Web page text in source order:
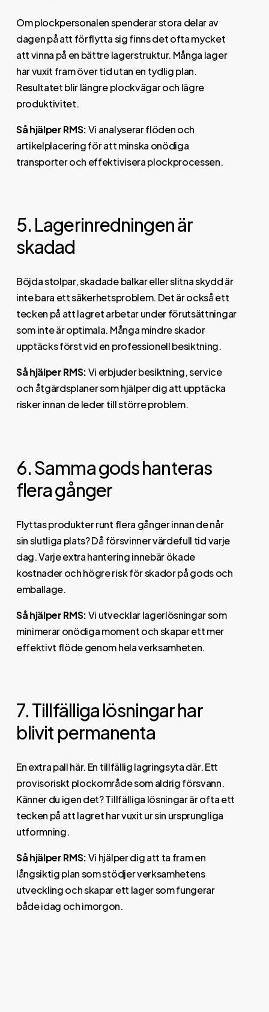
Om plockpersonalen spenderar stora delar av
dagen på att förflytta sig finns det ofta mycket
att vinna på en bättre lagerstruktur. Många lager
har vuxit fram över tid utan en tydlig plan.
Resultatet blir längre plockvägar och lägre
produktivitet.
Så hjälper RMS:Vi analyserar flöden och
artikelplacering för att minska onödiga
transporter och effektivisera plockprocessen.
5. Lagerinredningen är
skadad
Böjda stolpar, skadade balkar eller slitna skydd är
inte bara ett säkerhetsproblem. Det är också ett
tecken på att lagret arbetar under förutsättningar
som inte är optimala. Många mindre skador
upptäcks först vid en professionell besiktning.
Så hjälper RMS:Vi erbjuder besiktning, service
och åtgärdsplaner som hjälper dig att upptäcka
risker innan de leder till större problem.
6. Samma gods hanteras
flera gånger
Flyttas produkter runt flera gånger innan de når
sin slutliga plats? Då försvinner värdefull tid varje
dag. Varje extra hantering innebär ökade
kostnader och högre risk för skador på gods och
emballage.
Så hjälper RMS:Vi utvecklar lagerlösningar som
minimerar onödiga moment och skapar ett mer
effektivt flöde genom hela verksamheten.
7. Tillfälliga lösningar har
blivit permanenta
En extra pall här. En tillfällig lagringsyta där. Ett
provisoriskt plockområde som aldrig försvann.
Känner du igen det? Tillfälliga lösningar är ofta ett
tecken på att lagret har vuxit ur sin ursprungliga
utformning.
Så hjälper RMS:Vi hjälper dig att ta fram en
långsiktig plan som stödjer verksamhetens
utveckling och skapar ett lager som fungerar
både idag och imorgon.